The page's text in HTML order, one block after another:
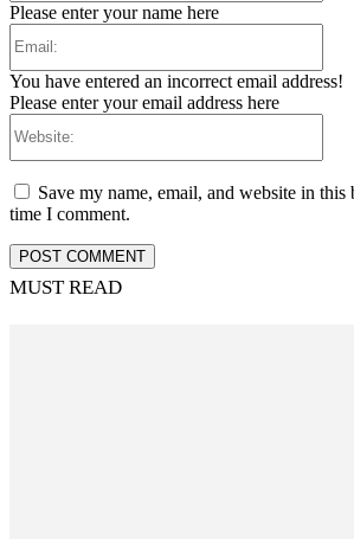
Please enter your name here
You have entered an incorrect email address!
Please enter your email address here
Save my name, email, and website in
time I comment.
MUST READ